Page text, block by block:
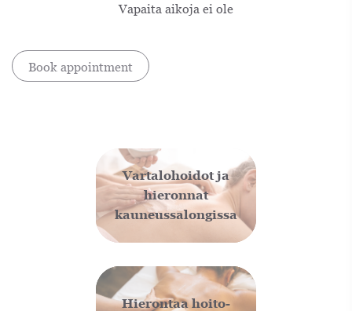
Vapaita aikoja ei ole
Book appointment
Vartalohoidot ja
hieronnat
kauneussalongissa
Hierontaa hoito-